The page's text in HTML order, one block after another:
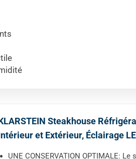
Steakhouse
et Extérieur, Éclairage
UNE CONSERVATION OPTIMALE: